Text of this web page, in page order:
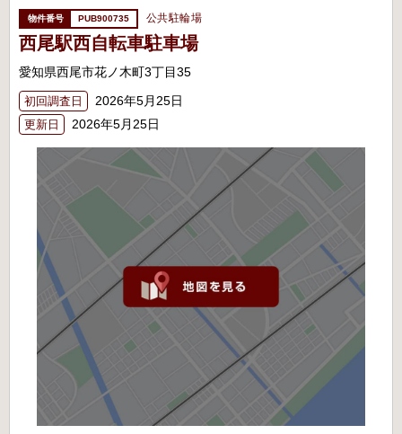
PUB900735 公共駐輪場
西尾駅西自転車駐車場
愛知県西尾市花ノ木町3丁目35
初回調査日 2026年5月25日
更新日 2026年5月25日